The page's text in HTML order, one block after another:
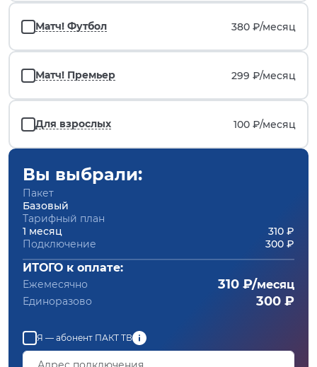
Матч! Футбол 380 ₽/месяц
Матч! Премьер 299 ₽/месяц
Для взрослых 100 ₽/месяц
Вы выбрали:
Пакет
Базовый
Тарифный план
1 месяц
310 ₽
Подключение
300 ₽
ИТОГО к оплате:
Ежемесячно 310 ₽/месяц
Единоразово 300 ₽
Я — абонент ПАКТ ТВ